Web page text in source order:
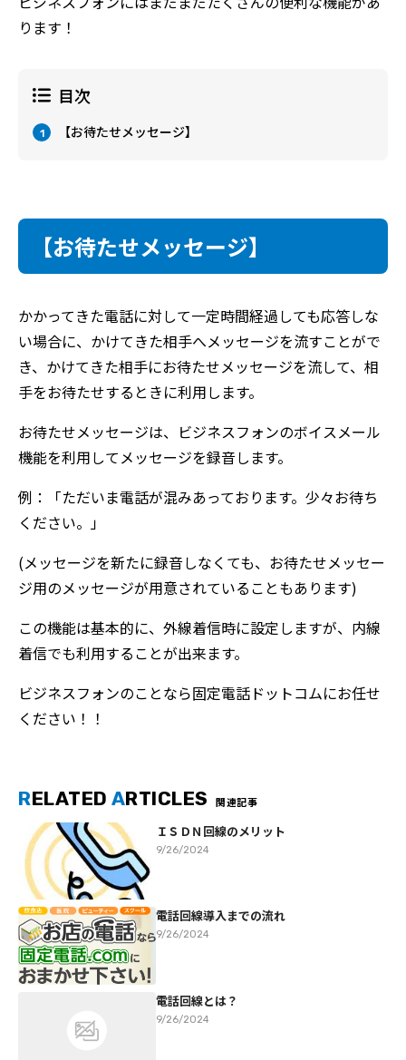
ります！
目次
1 【お待たせメッセージ】
【お待たせメッセージ】
かかってきた電話に対して一定時間経過しても応答しな
い場合に、かけてきた相手へメッセージを流すことがで
き、かけてきた相手にお待たせメッセージを流して、相
手をお待たせするときに利用します。
お待たせメッセージは、ビジネスフォンのボイスメール
機能を利用してメッセージを録音します。
例：「ただいま電話が混みあっております。少々お待ち
ください。」
(メッセージを新たに録音しなくても、お待たせメッセー
ジ用のメッセージが用意されていることもあります)
この機能は基本的に、外線着信時に設定しますが、内線
着信でも利用することが出来ます。
ビジネスフォンのことなら固定電話ドットコムにお任せ
ください！！
RELATED ARTICLES 関連記事
ＩＳＤＮ回線のメリット
9/26/2024
電話回線導入までの流れ
9/26/2024
電話回線とは？
9/26/2024